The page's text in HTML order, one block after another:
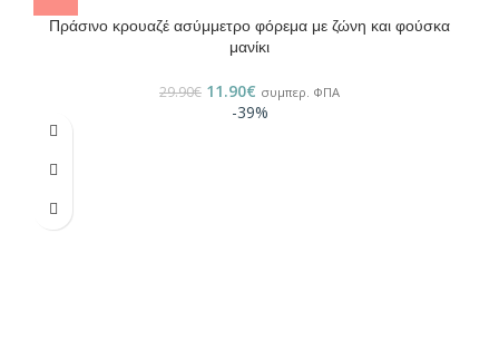
Πράσινο κρουαζέ ασύμμετρο φόρεμα με ζώνη και φούσκα
μανίκι
29.90€ 11.90€ συμπερ. ΦΠΑ
-39%